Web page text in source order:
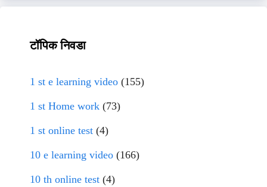
टॉपिक निवडा
1 st e learning video (155)
1 st Home work (73)
1 st online test (4)
10 e learning video (166)
10 th online test (4)